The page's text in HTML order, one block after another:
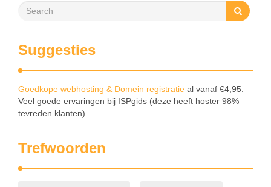
Suggesties
Goedkope webhosting & Domein registratie al vanaf €4,95.
Veel goede ervaringen bij ISPgids (deze heeft hoster 98%
tevreden klanten).
Trefwoorden